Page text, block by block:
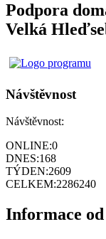
Podpora
Velká
Návštěvnost
Návštěvnost:
ONLINE:0
DNES:168
TÝDEN:2609
CELKEM:2286240
Informace od